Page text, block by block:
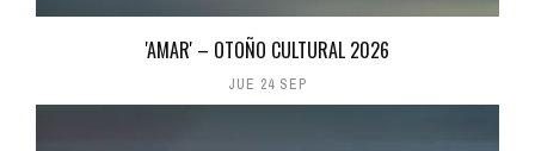
'AMAR' – OTOÑO CULTURAL 2026
JUE 24 SEP